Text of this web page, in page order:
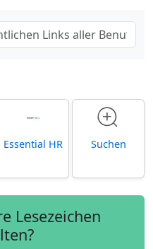
Essential HR Suchen
Lesezeichen